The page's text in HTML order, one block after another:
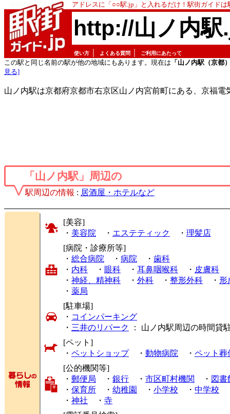
アドレスに「○○駅.jp」と入れるだけ！駅街ガイド
http://山ノ内駅
使い方 よくある質問 ご利用にあたって
この駅と同じ名前の駅が他の地域にもあります。現在は 「山ノ内駅（京都
見る]
山ノ内駅は京都府京都市右京区山ノ内宮前町にある、京福電
「山ノ内駅」周辺の
駅周辺の情報 : 居酒屋・ホテルなど
[美容]
・ 美容院 ・ エステティック ・ 理髪店
[病院・診療所等]
・ 総合病院 ・ 病院 ・ 歯科
・ 内科 ・ 眼科 ・ 耳鼻咽喉科 ・ 皮膚科
・ 神経、精神科 ・ 外科 ・ 整形外科 ・ 形
・ 薬局
[駐車場]
・ コインパーキング
・ 三井のリパーク
： 山ノ内駅周辺の時間貸
[ペット]
・ ペットショップ・ 動物病院 ・ ペット葬
[公的機関等]
・ 郵便局 ・ 銀行 ・ 市区町村機関 ・ 図書
・ 保育所 ・ 幼稚園 ・ 小学校 ・ 中学校
・ 神社 ・ 寺